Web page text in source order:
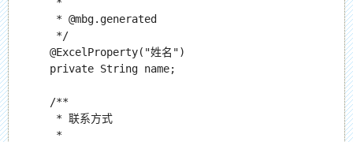
     * @mbg.generated
     */
    @ExcelProperty("姓名")
    private String name;
    /**
     * 联系方式
     *